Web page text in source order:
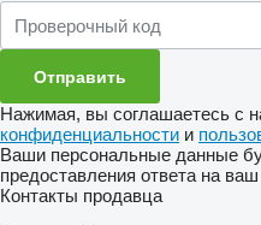
Нажимая, вы соглашаетесь с
конфиденциальности и
Ваши персональные данные
предоставления ответа на ваш
Контакты продавца